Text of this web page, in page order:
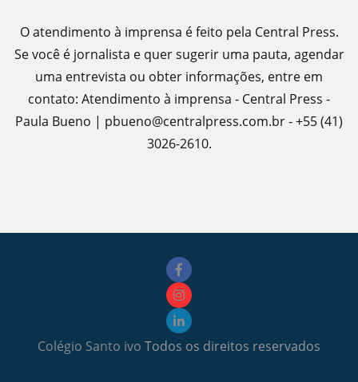
O atendimento à imprensa é feito pela Central Press.
Se você é jornalista e quer sugerir uma pauta, agendar
uma entrevista ou obter informações, entre em
contato: Atendimento à imprensa - Central Press -
Paula Bueno | pbueno@centralpress.com.br - +55 (41)
3026-2610.
Colégio Santo ivo Todos os direitos reservados